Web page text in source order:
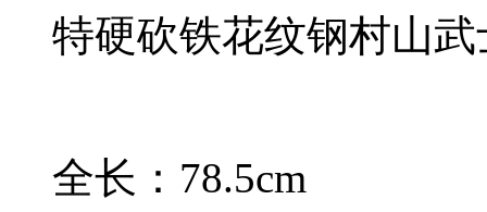
特硬砍铁花纹钢村山
全长：78.5cm